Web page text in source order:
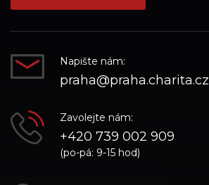
Napište nám:
praha@praha.charita.cz
Zavolejte nám:
+420 739 002 909
(po-pá: 9-15 hod)